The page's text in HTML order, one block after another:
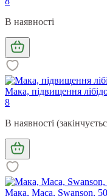
В наявності
Мака, підвищення
8
В наявності
Мака, Maca, Swanson,